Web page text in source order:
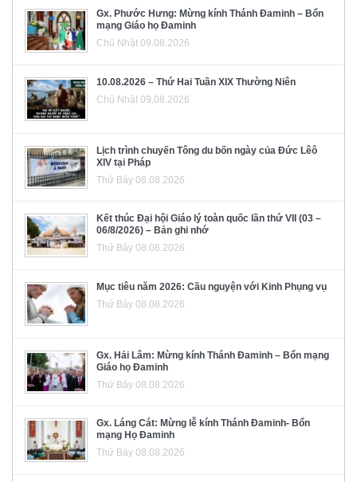
Gx. Phước Hưng: Mừng kính Thánh Đaminh – Bổn
mạng Giáo họ Đaminh
Chủ Nhật 09.08.2026
10.08.2026 – Thứ Hai Tuần XIX Thường Niên
Chủ Nhật 09.08.2026
Lịch trình chuyến Tông du bốn ngày của Đức Lêô
XIV tại Pháp
Thứ Bảy 08.08.2026
Kết thúc Đại hội Giáo lý toàn quốc lần thứ VII (03 –
06/8/2026) – Bản ghi nhớ
Thứ Bảy 08.08.2026
Mục tiêu năm 2026: Cầu nguyện với Kinh Phụng vụ
Thứ Bảy 08.08.2026
Gx. Hải Lâm: Mừng kính Thánh Đaminh – Bổn mạng
Giáo họ Đaminh
Thứ Bảy 08.08.2026
Gx. Láng Cát: Mừng lễ kính Thánh Đaminh- Bổn
mạng Họ Đaminh
Thứ Bảy 08.08.2026